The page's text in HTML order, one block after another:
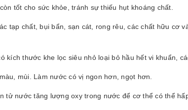
tốt cho sức khỏe, tránh sự thiếu hụt khoáng chất.
tạp chất, bụi bẩn, sạn cát, rong rêu, các chất hữu cơ
kích thước khe lọc siêu nhỏ loại bỏ hầu hết vi khuẩn,
mùi. Làm nước có vị ngon hơn, ngọt hơn.
tử nước tăng lượng oxy trong nước để cơ thể có thể